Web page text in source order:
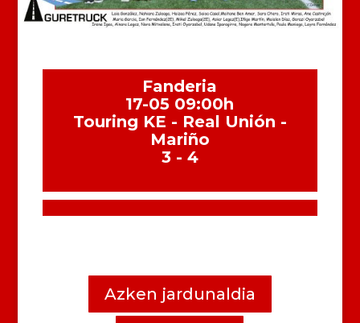
Fanderia
17-05 09:00h
Touring KE - Real Unión -
Mariño
3 - 4
Azken jardunaldia